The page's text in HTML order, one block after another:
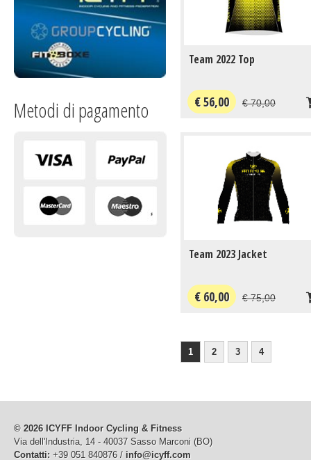
Metodi di pagamento
Team 2022 Top
€ 56,00 € 70,00
Team 2023 Jacket
€ 60,00 € 75,00
1 2 3 4
© 2026 ICYFF Indoor Cycling & Fitness
Via dell'Industria, 14 - 40037 Sasso Marconi (BO)
Contatti: +39 051 840876 / info@icyff.com